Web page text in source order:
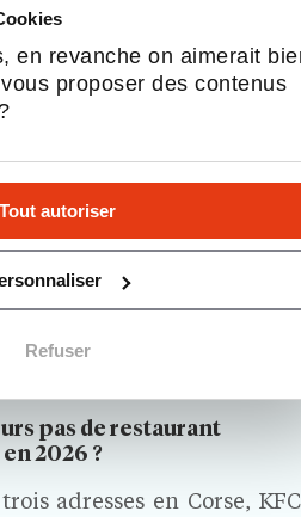
en revanche on aimerait
proposer des contenus
Tout autoriser
Refuser
infirmiers formés peuvent
Secteurs, Se
pas de restaurant
2026 ?
adresses en Corse, KFC